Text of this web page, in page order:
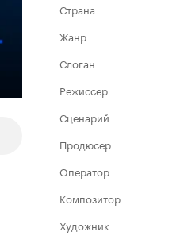
Страна
Жанр
Слоган
Режиссер
Сценарий
Продюсер
Оператор
Композитор
Художник